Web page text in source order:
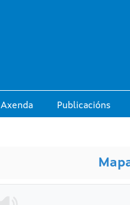
Axenda Publicacións